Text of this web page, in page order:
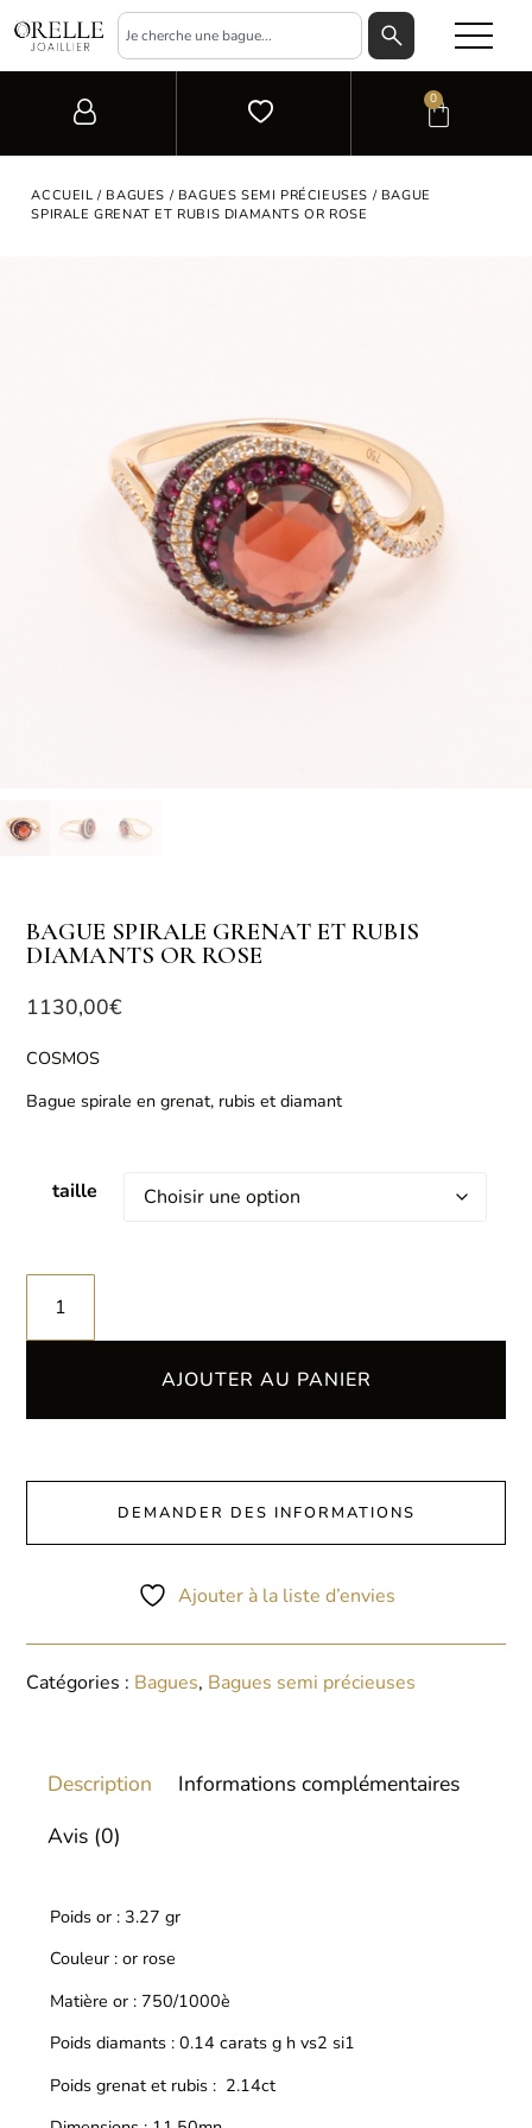
0
ACCUEIL / BAGUES / BAGUES SEMI PRÉCIEUSES / BAGUE
SPIRALE GRENAT ET RUBIS DIAMANTS OR ROSE
BAGUE SPIRALE GRENAT ET RUBIS
DIAMANTS OR ROSE
1130,00€
COSMOS
Bague spirale en grenat, rubis et diamant
taille
AJOUTER AU PANIER
DEMANDER DES INFORMATIONS
Ajouter à la liste d’envies
Catégories : Bagues, Bagues semi précieuses
Description
Informations complémentaires
Avis (0)
Poids or : 3.27 gr
Couleur : or rose
Matière or : 750/1000è
Poids diamants : 0.14 carats g h vs2 si1
Poids grenat et rubis : 2.14ct